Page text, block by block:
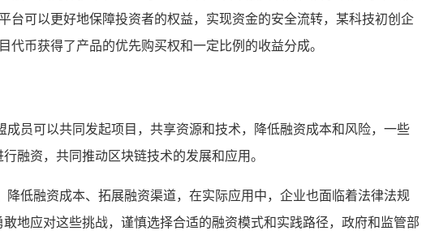
台可以更好地保障投资者的权益，实现资金的安全流转，某科技初创企
币获得了产品的优先购买权和一定比例的收益分成。
员可以共同发起项目，共享资源和技术，降低融资成本和风险，一些
融资，共同推动区块链技术的发展和应用。
低融资成本、拓展融资渠道，在实际应用中，企业也面临着法律法规
地应对这些挑战，谨慎选择合适的融资模式和实践路径，政府和监管部